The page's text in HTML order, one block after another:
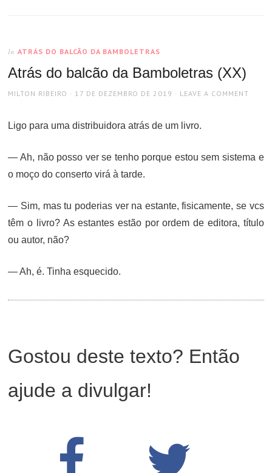
In ATRÁS DO BALCÃO DA BAMBOLETRAS
Atrás do balcão da Bamboletras (XX)
AUTHOR
MILTON RIBEIRO
POSTED
17 DE DEZEMBRO DE 2019 LEAVE A COMMENT
Ligo para uma distribuidora atrás de um livro.
— Ah, não posso ver se tenho porque estou sem sistema e
o moço do conserto virá à tarde.
— Sim, mas tu poderias ver na estante, fisicamente, se vcs
têm o livro? As estantes estão por ordem de editora, título
ou autor, não?
— Ah, é. Tinha esquecido.
Gostou deste texto? Então
ajude a divulgar!